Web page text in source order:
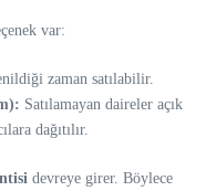
var:
zaman satılabilir.
Satılamayan daireler açık
dağıtılır.
devreye girer. Böylece